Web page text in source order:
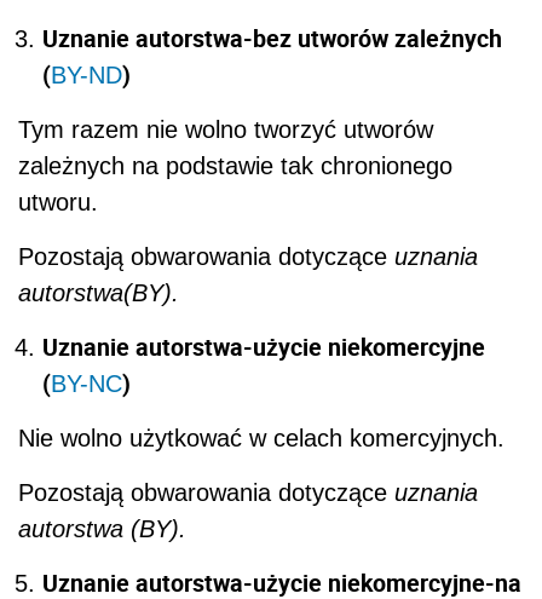
Uznanie autorstwa-bez utworów zależnych
(BY-ND)
Tym razem nie wolno tworzyć utworów
zależnych na podstawie tak chronionego
utworu.
Pozostają obwarowania dotyczące uznania
autorstwa(BY).
Uznanie autorstwa-użycie niekomercyjne
(BY-NC)
Nie wolno użytkować w celach komercyjnych.
Pozostają obwarowania dotyczące uznania
autorstwa (BY).
Uznanie autorstwa-użycie niekomercyjne-na